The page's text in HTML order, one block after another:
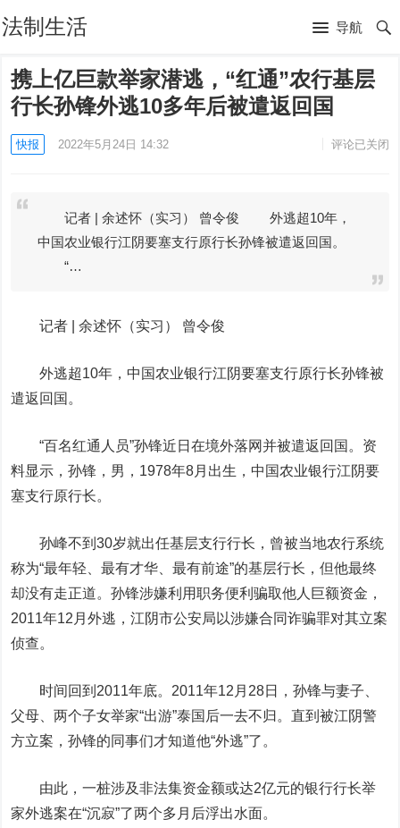
法制生活 导航
携上亿巨款举家潜逃，“红通”农行基层
行长孙锋外逃10多年后被遣返回国
快报 2022年5月24日 14:32 评论已关闭
记者 | 余述怀（实习） 曾令俊 外逃超10年，
中国农业银行江阴要塞支行原行长孙锋被遣返回国。
“…
记者 |余述怀（实习） 曾令俊
外逃超10年，中国农业银行江阴要塞支行原行长孙锋被
遣返回国。
“百名红通人员”孙锋近日在境外落网并被遣返回国。资
料显示，孙锋，男，1978年8月出生，中国农业银行江阴要
塞支行原行长。
孙峰不到30岁就出任基层支行行长，曾被当地农行系统
称为“最年轻、最有才华、最有前途”的基层行长，但他最终
却没有走正道。孙锋涉嫌利用职务便利骗取他人巨额资金，
2011年12月外逃，江阴市公安局以涉嫌合同诈骗罪对其立案
侦查。
时间回到2011年底。2011年12月28日，孙锋与妻子、
父母、两个子女举家“出游”泰国后一去不归。直到被江阴警
方立案，孙锋的同事们才知道他“外逃”了。
由此，一桩涉及非法集资金额或达2亿元的银行行长举
家外逃案在“沉寂”了两个多月后浮出水面。